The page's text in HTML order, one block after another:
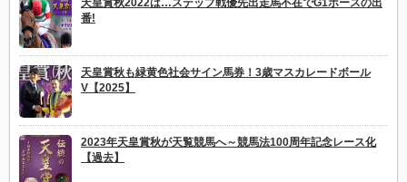
番!
天皇賞秋も緑黄色社会サイン馬券！3歳マスカレードボール
V【2025】
2023年天皇賞秋が天覧競馬へ～競馬法100周年記念レース化
【過去】